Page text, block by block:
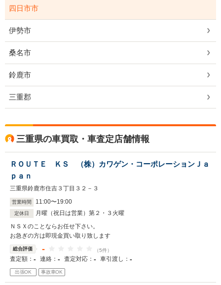
四日市市
伊勢市
桑名市
鈴鹿市
三重郡
三重県の車買取・車査定店舗情報
ＲＯＵＴＥ ＫＳ （株）カワゲン・コーポレーションＪａ
ｐａｎ
三重県鈴鹿市住吉３丁目３２－３
営業時間 11:00〜19:00
定休日
月曜（祝日は営業）第２・３火曜
ＮＳＸのことならお任せ下さい。
お急ぎの方は即現金買い取り致します
総合評価 - （5件）
査定額： - 連絡： - 査定対応： - 車引渡し： -
出張OK 事故車OK